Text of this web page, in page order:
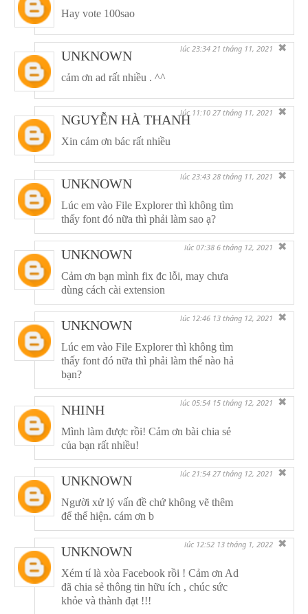
Hay vote 100sao
UNKNOWN lúc 23:34 21 tháng 11, 2021 ✖
cảm ơn ad rất nhiều . ^^
NGUYỄN HÀ THANHlúc 11:10 27 tháng 11, 2021 ✖
Xin cảm ơn bác rất nhiều
UNKNOWN lúc 23:43 28 tháng 11, 2021 ✖
Lúc em vào File Explorer thì không tìm
thấy font đó nữa thì phải làm sao ạ?
UNKNOWN lúc 07:38 6 tháng 12, 2021 ✖
Cảm ơn bạn mình fix đc lỗi, may chưa
dùng cách cài extension
UNKNOWN lúc 12:46 13 tháng 12, 2021 ✖
Lúc em vào File Explorer thì không tìm
thấy font đó nữa thì phải làm thế nào hả
bạn?
NHINH lúc 05:54 15 tháng 12, 2021 ✖
Mình làm được rồi! Cảm ơn bài chia sẻ
của bạn rất nhiều!
UNKNOWN lúc 21:54 27 tháng 12, 2021 ✖
Người xử lý vấn đề chứ không vẽ thêm
để thể hiện. cám ơn b
UNKNOWN lúc 12:52 13 tháng 1, 2022 ✖
Xém tí là xòa Facebook rồi ! Cảm ơn Ad
đã chia sẻ thông tin hữu ích , chúc sức
khỏe và thành đạt !!!